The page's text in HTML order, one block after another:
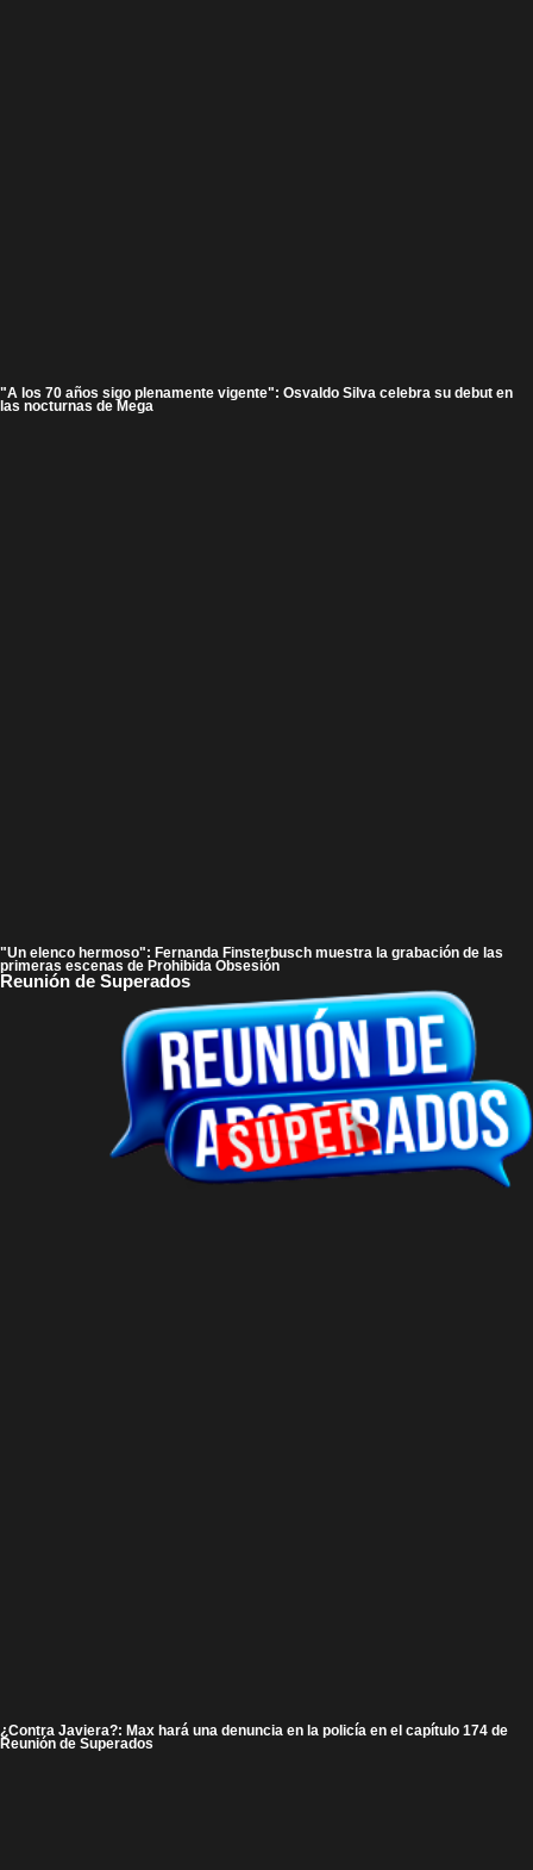
"A los 70 años sigo plenamente vigente": Osvaldo Silva celebra su debut en
las nocturnas de Mega
"Un elenco hermoso": Fernanda Finsterbusch muestra la grabación de las
primeras escenas de Prohibida Obsesión
Reunión de Superados
¿Contra Javiera?: Max hará una denuncia en la policía en el capítulo 174 de
Reunión de Superados